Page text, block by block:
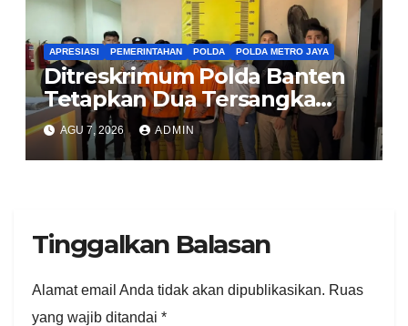
APRESIASI PEMERINTAHAN POLDA POLDA METRO JAYA
Ditreskrimum Polda Banten
Tetapkan Dua Tersangka
Kasus Aksi Anarkis dan
Penghasutan di Balaraja
AGU 7, 2026 ADMIN
Tinggalkan Balasan
Alamat email Anda tidak akan dipublikasikan. Ruas
yang wajib ditandai *